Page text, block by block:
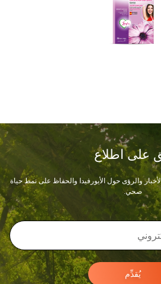
على اطلاع
والرؤى حول الأيورفيدا والحفاظ على نمط حياة
صحي.
يُقدِّم